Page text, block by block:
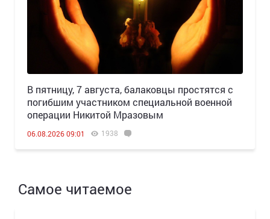
В пятницу, 7 августа, балаковцы простятся с
погибшим участником специальной военной
операции Никитой Мразовым
06.08.2026 09:01 1938
Самое читаемое